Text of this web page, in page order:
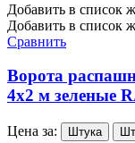
Добавить в список
Добавить в список
Сравнить
Ворота
4х2 м зеленые
Цена за: Штука